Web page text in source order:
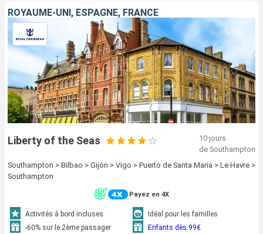
ROYAUME-UNI, ESPAGNE, FRANCE
Liberty of the Seas
10 jours
de Southampton
Southampton > Bilbao > Gijón > Vigo > Puerto de Santa Maria > Le Havre >
Southampton
Payez en 4X
Activités à bord incluses
Idéal pour les familles
-60% sur le 2ème passager
Enfants dès 99€